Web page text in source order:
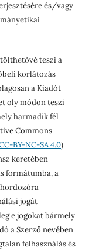
és/vagy
teszi a
korlátozás
a Kiadót
oly módon teszi
harmadik fél
Commons
BY-NC-SA 4.0)
keretében
formátumba, a
jogát
e jogokat bármely
a Szerző nevében
felhasználás és